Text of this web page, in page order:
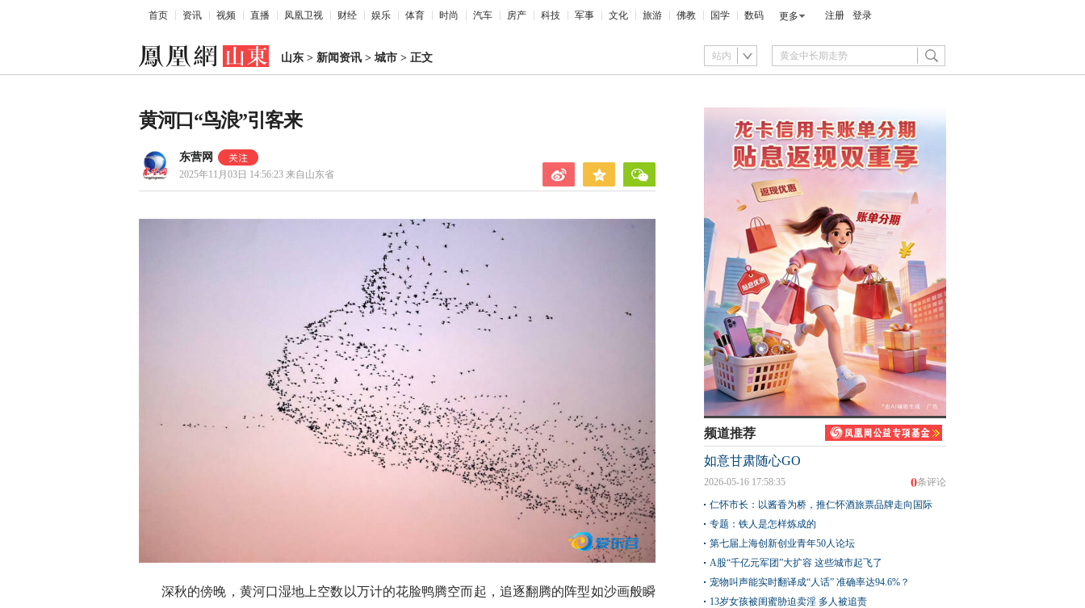
首页 资讯 视频 直播 凤凰卫视 财经 娱乐 体育 时尚 汽车 房产 科技 军事 文化 旅游 佛教 国学 数码 更多 注册 登录
山东 > 新闻资讯 > 城市 > 正文 站内
黄河口“鸟浪”引客来
东营网
2025年11月03日 14:56:23 来自山东省
深秋的傍晚，黄河口湿地上空数以万计的花脸鸭腾空而起，追逐翻腾的阵型如沙画般瞬
频道推荐
如意甘肃随心GO
0条评论
2026-05-16 17:58:35
仁怀市长：以酱香为桥，推仁怀酒旅票品牌走向国际
专题：铁人是怎样炼成的
第七届上海创新创业青年50人论坛
A股“千亿元军团”大扩容 这些城市起飞了
宠物叫声能实时翻译成“人话” 准确率达94.6%？
13岁女孩被闺蜜胁迫卖淫 多人被追责